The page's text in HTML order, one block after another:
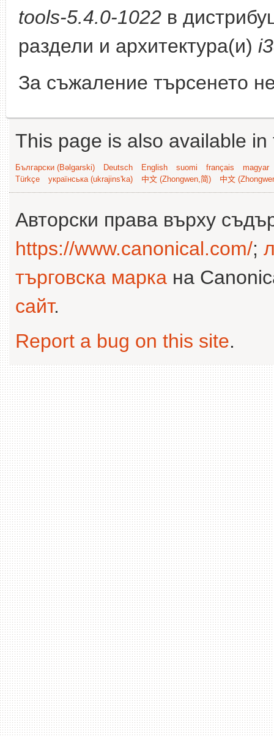
tools-5.4.0-1022 в
раздели и архитектура(и)
За съжаление търсенето
This page is also available
Български (Bəlgarski) Deutsch English suomi français
magyar
Türkçe
українська (ukrajins'ka) 中文 (Zhongwen,简) 中文
Авторски права върху
https://www.canonical.com/;
търговска марка на
сайт.
Report a bug on this site.